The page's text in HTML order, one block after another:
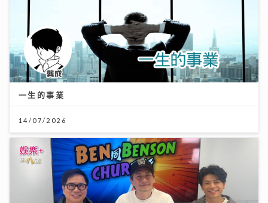
一生的事業
14/07/2026